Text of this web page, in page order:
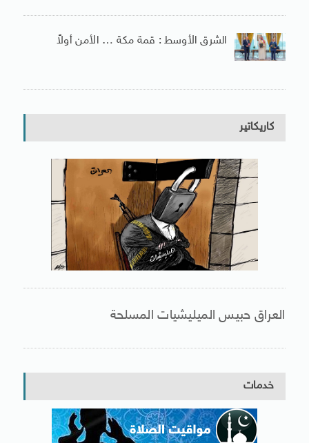
الشرق الأوسط : قمة مكة … الأمن أولاً
كاريكاتير
العراق حبيس الميليشيات المسلحة
خدمات